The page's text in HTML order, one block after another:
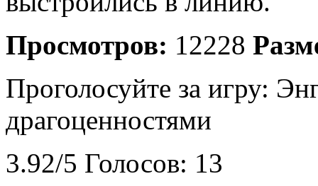
Просмотров: 12228
Проголосуйте за игру:
драгоценностями
3.92/5 Голосов: 13